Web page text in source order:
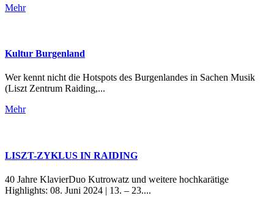
Mehr
Kultur Burgenland
Wer kennt nicht die Hotspots des Burgenlandes in Sachen Musik
(Liszt Zentrum Raiding,...
Mehr
LISZT-ZYKLUS IN RAIDING
40 Jahre KlavierDuo Kutrowatz und weitere hochkarätige
Highlights: 08. Juni 2024 | 13. – 23....